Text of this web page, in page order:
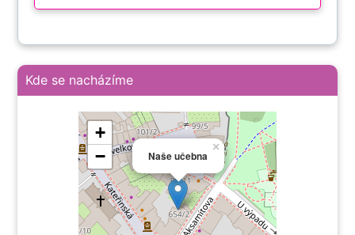
Kde se nacházíme
Naše učebna
×
+
−